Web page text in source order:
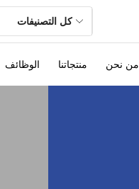
من نحن منتجاتنا الوظائف